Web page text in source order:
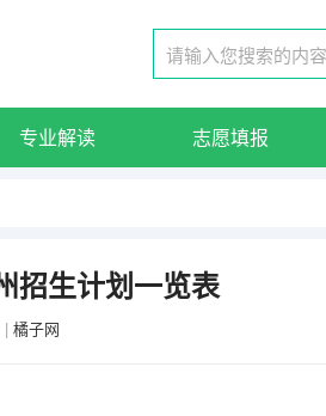
专业解读 志愿填报
招生计划一览表
| 橘子网